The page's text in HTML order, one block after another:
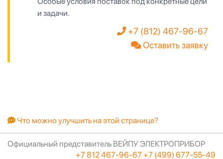
и задачи.
+7 (812) 467-96-67
Оставить заявку
Что можно улучшить на этой странице?
Официальный представитель ВЕЙПУ ЭЛЕКТРОПРИБОР
+7 812 467-96-67 +7 (499) 677-55-49